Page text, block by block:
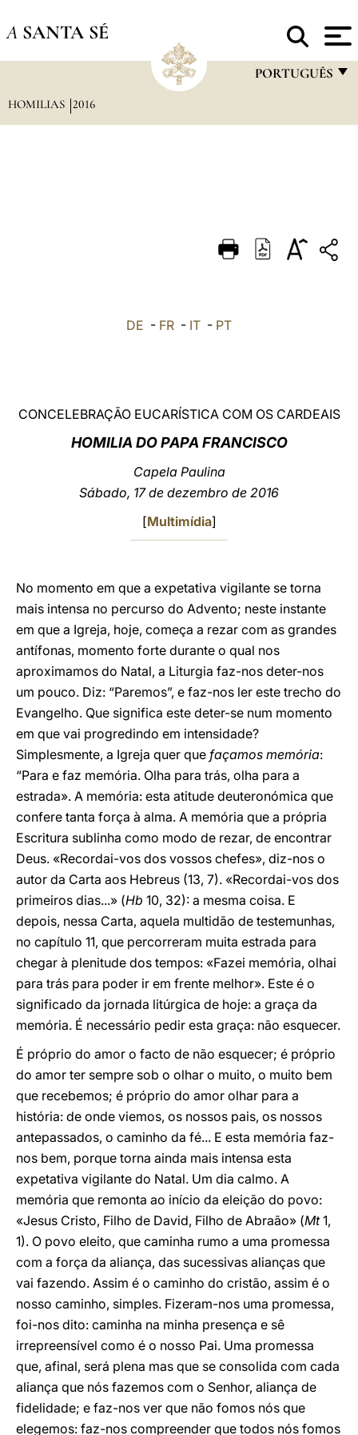
A SANTA SÉ
PORTUGUÊS
DEUTSCH
HOMILIAS 2016
DE - FR - IT - PT
CONCELEBRAÇÃO EUCARÍSTICA COM OS CARDEAIS
HOMILIA DO PAPA FRANCISCO
Capela Paulina
Sábado, 17 de dezembro de 2016
[Multimídia]
No momento em que a expetativa vigilante se torna
mais intensa no percurso do Advento; neste instante
em que a Igreja, hoje, começa a rezar com as grandes
antífonas, momento forte durante o qual nos
aproximamos do Natal, a Liturgia faz-nos deter-nos
um pouco. Diz: “Paremos”, e faz-nos ler este trecho do
Evangelho. Que significa este deter-se num momento
em que vai progredindo em intensidade?
Simplesmente, a Igreja quer que façamos memória:
“Para e faz memória. Olha para trás, olha para a
estrada». A memória: esta atitude deuteronómica que
confere tanta força à alma. A memória que a própria
Escritura sublinha como modo de rezar, de encontrar
Deus. «Recordai-vos dos vossos chefes», diz-nos o
autor da Carta aos Hebreus (13, 7). «Recordai-vos dos
primeiros dias...» (Hb 10, 32): a mesma coisa. E
depois, nessa Carta, aquela multidão de testemunhas,
no capítulo 11, que percorreram muita estrada para
chegar à plenitude dos tempos: «Fazei memória, olhai
para trás para poder ir em frente melhor». Este é o
significado da jornada litúrgica de hoje: a graça da
memória. É necessário pedir esta graça: não esquecer.
É próprio do amor o facto de não esquecer; é próprio
do amor ter sempre sob o olhar o muito, o muito bem
que recebemos; é próprio do amor olhar para a
história: de onde viemos, os nossos pais, os nossos
antepassados, o caminho da fé... E esta memória faz-
nos bem, porque torna ainda mais intensa esta
expetativa vigilante do Natal. Um dia calmo. A
memória que remonta ao início da eleição do povo:
«Jesus Cristo, Filho de David, Filho de Abraão» (Mt1,
1). O povo eleito, que caminha rumo a uma promessa
com a força da aliança, das sucessivas alianças que
vai fazendo. Assim é o caminho do cristão, assim é o
nosso caminho, simples. Fizeram-nos uma promessa,
foi-nos dito: caminha na minha presença e sê
irrepreensível como é o nosso Pai. Uma promessa
que, afinal, será plena mas que se consolida com cada
aliança que nós fazemos com o Senhor, aliança de
fidelidade; e faz-nos ver que não fomos nós que
elegemos: faz-nos compreender que todos nós fomos